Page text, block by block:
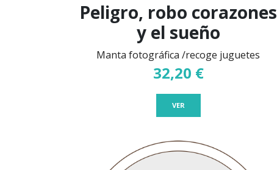
Peligro, robo corazones
y el sueño
Manta fotográfica /recoge juguetes
32,20 €
VER